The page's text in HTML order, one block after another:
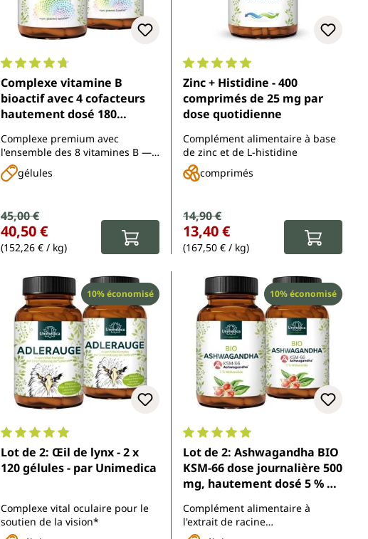
Note moyenne de 4.7 sur 5 étoiles
Complexe vitamine B
bioactif avec 4 cofacteurs
hautement dosé 180
Complexe premium avec
l'ensemble des 8 vitamines B —
combiné à 4 cofacteurs —
contenant l'ingrédient de
gélules
Prix de vente :
Prix régulier :
45,00 €
40,50 €
(152,26 € / kg)
Note moyenne de 5 sur 5 étoiles
Zinc + Histidine - 400
comprimés de 25 mg par
dose quotidienne
Complément alimentaire à base
de zinc et de L-histidine
comprimés
Prix de vente :
Prix régulier :
14,90 €
13,40 €
(167,50 € / kg)
Réduction
10% économisé
Note moyenne de 4.9 sur 5 étoiles
Lot de 2: Œil de lynx - 2 x
120 gélules - par Unimedica
Complexe vital oculaire pour le
soutien de la vision*
Réduction
10% économisé
Note moyenne de 5 sur 5 étoiles
Lot de 2: Ashwagandha BIO
KSM-66 dose journalière 500
mg, hautement dosé 5 % de
gélules - par Unimedica
Complément alimentaire à
l'extrait de racine
d'Ashwagandha biologique -